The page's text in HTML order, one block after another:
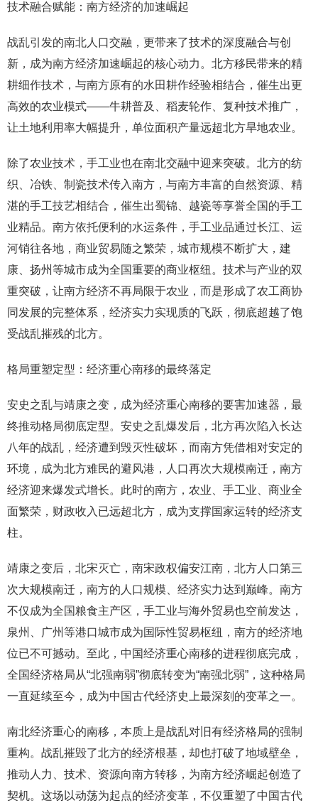
技术融合赋能：南方经济的加速崛起
战乱引发的南北人口交融，更带来了技术的深度融合与创
新，成为南方经济加速崛起的核心动力。北方移民带来的精
耕细作技术，与南方原有的水田耕作经验相结合，催生出更
高效的农业模式——牛耕普及、稻麦轮作、复种技术推广，
让土地利用率大幅提升，单位面积产量远超北方旱地农业。
除了农业技术，手工业也在南北交融中迎来突破。北方的纺
织、冶铁、制瓷技术传入南方，与南方丰富的自然资源、精
湛的手工技艺相结合，催生出蜀锦、越瓷等享誉全国的手工
业精品。南方依托便利的水运条件，手工业品通过长江、运
河销往各地，商业贸易随之繁荣，城市规模不断扩大，建
康、扬州等城市成为全国重要的商业枢纽。技术与产业的双
重突破，让南方经济不再局限于农业，而是形成了农工商协
同发展的完整体系，经济实力实现质的飞跃，彻底超越了饱
受战乱摧残的北方。
格局重塑定型：经济重心南移的最终落定
安史之乱与靖康之变，成为经济重心南移的要害加速器，最
终推动格局彻底定型。安史之乱爆发后，北方再次陷入长达
八年的战乱，经济遭到毁灭性破坏，而南方凭借相对安定的
环境，成为北方难民的避风港，人口再次大规模南迁，南方
经济迎来爆发式增长。此时的南方，农业、手工业、商业全
面繁荣，财政收入已远超北方，成为支撑国家运转的经济支
柱。
靖康之变后，北宋灭亡，南宋政权偏安江南，北方人口第三
次大规模南迁，南方的人口规模、经济实力达到巅峰。南方
不仅成为全国粮食主产区，手工业与海外贸易也空前发达，
泉州、广州等港口城市成为国际性贸易枢纽，南方的经济地
位已不可撼动。至此，中国经济重心南移的进程彻底完成，
全国经济格局从“北强南弱”彻底转变为“南强北弱”，这种格局
一直延续至今，成为中国古代经济史上最深刻的变革之一。
南北经济重心的南移，本质上是战乱对旧有经济格局的强制
重构。战乱摧毁了北方的经济根基，却也打破了地域壁垒，
推动人力、技术、资源向南方转移，为南方经济崛起创造了
契机。这场以动荡为起点的经济变革，不仅重塑了中国古代